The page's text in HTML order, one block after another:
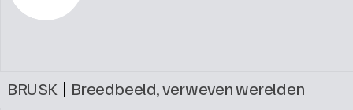
BRUSK Breedbeeld, verweven werelden